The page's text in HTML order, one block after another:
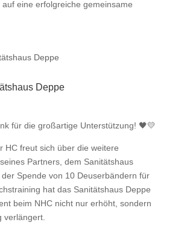
eine erfolgreiche gemeinsame
Deppe
für die großartige Unterstützung! 🖤💛
HC freut sich über die weitere
Partners, dem Sanitätshaus
Spende von 10 Deuserbändern für
hat das Sanitätshaus Deppe
beim NHC nicht nur erhöht, sondern
verlängert.